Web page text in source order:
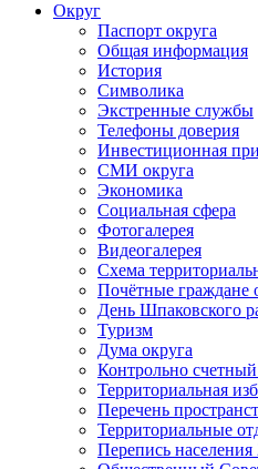
Округ
Паспорт округа
Общая информация
История
Символика
Экстренные службы
Телефоны доверия
Инвестиционная
СМИ округа
Экономика
Социальная сфера
Фотогалерея
Видеогалерея
Схема
Почётные граждане
День Шпаковского
Туризм
Дума округа
Контрольно
Территориальная
Перечень
Территориальные
Перепись населения